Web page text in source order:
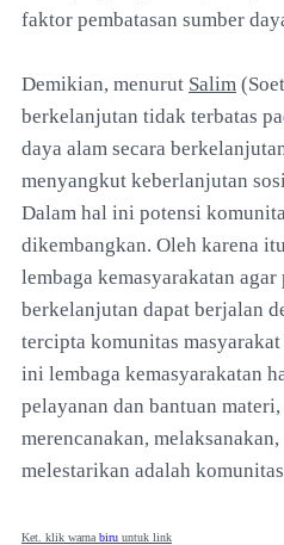
faktor pembatasan sumber
Demikian, menurut Salim
berkelanjutan tidak terbatas
daya alam secara
menyangkut keberlanjutan
Dalam hal ini potensi
dikembangkan. Oleh karena
lembaga kemasyarakatan agar
berkelanjutan dapat berjalan
tercipta komunitas
ini lembaga kemasyarakatan
pelayanan dan bantuan
merencanakan,
melestarikan adalah
Ket. klik warna biru untuk link